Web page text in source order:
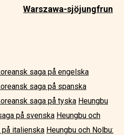
Warszawa-sjöjungfrun
saga på engelska
saga på spanska
saga på tyska Heungbu
på svenska Heungbu och
på italienska Heungbu och Nolbu: